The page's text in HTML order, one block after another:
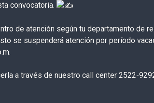
convocatoria.
de atención según tu departamento de
se suspenderá atención por período
a través de nuestro call center 2522-